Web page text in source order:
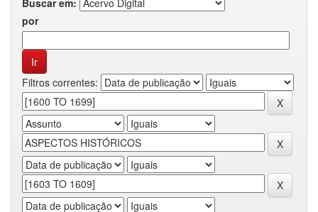
Buscar em:
por
Filtros correntes: